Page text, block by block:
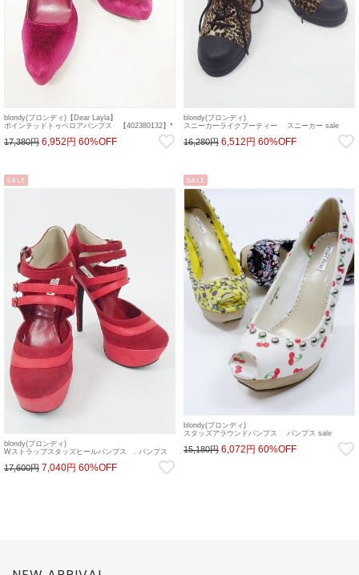
blondy(ブロンディ)【Dear Layla】
ポインテッドトゥベロアパンプス 【402380132】*
17,380円 6,952円 60%OFF
blondy(ブロンディ)
スニーカーライクブーティー スニーカー sale
16,280円 6,512円 60%OFF
SALE
blondy(ブロンディ)
Wストラップスタッズヒールパンプス . パンプス
17,600円 7,040円 60%OFF
SALE
blondy(ブロンディ)
スタッズアラウンドパンプス パンプス sale
15,180円 6,072円 60%OFF